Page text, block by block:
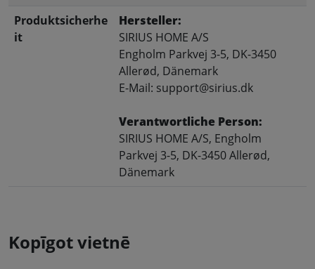
Produktsicherhe
it
Hersteller:
SIRIUS HOME A/S
Engholm Parkvej 3-5, DK-3450
Allerød, Dänemark
E-Mail: support@sirius.dk
Verantwortliche Person:
SIRIUS HOME A/S, Engholm
Parkvej 3-5, DK-3450 Allerød,
Dänemark
Kopīgot vietnē